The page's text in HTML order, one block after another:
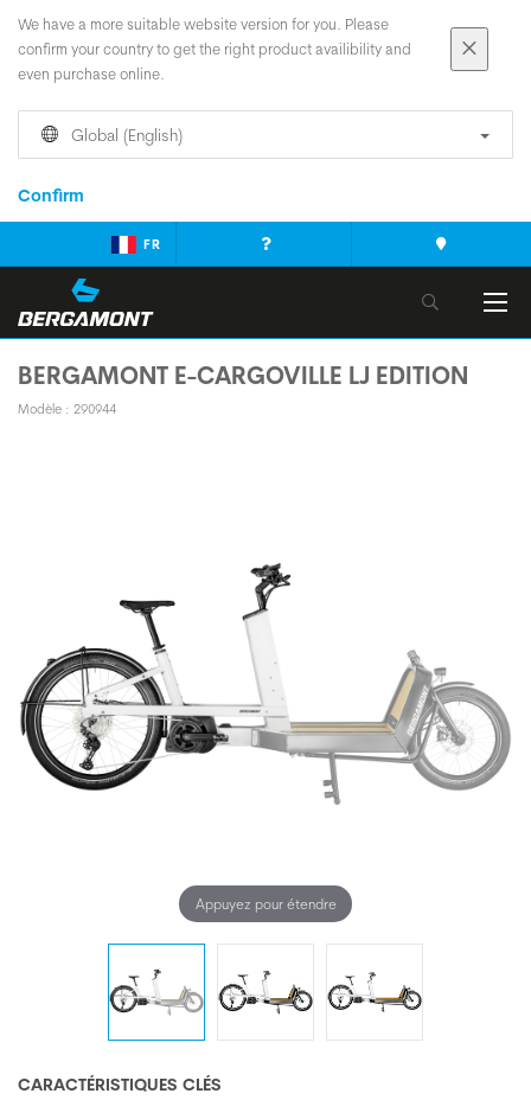
We have a more suitable website version for you. Please
confirm your country to get the right product availibility and
even purchase online.
Global (English)
Confirm
FR
BERGAMONT E-CARGOVILLE LJ EDITION
Modèle : 290944
Appuyez pour étendre
CARACTÉRISTIQUES CLÉS